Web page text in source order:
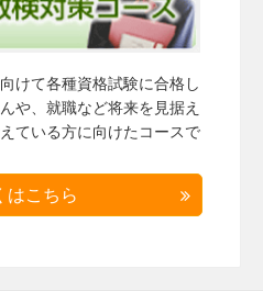
けて各種資格試験に合格し
や、就職など将来を見据え
ている方に向けたコースで
はこちら